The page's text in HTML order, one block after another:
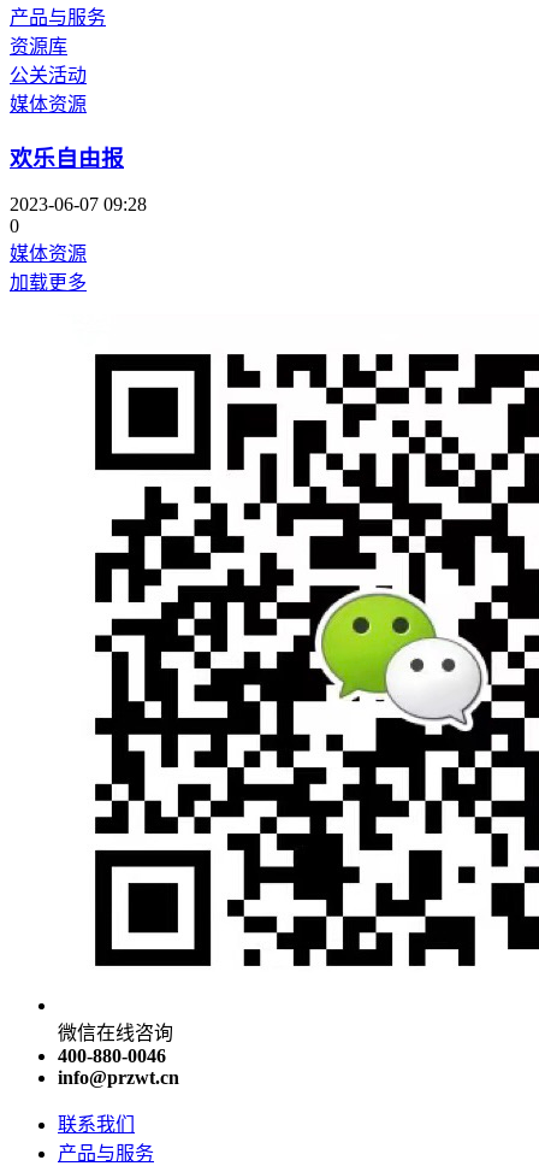
产品与服务
资源库
公关活动
媒体资源
欢乐自由报
2023-06-07 09:28
0
媒体资源
加载更多
微信在线咨询
400-880-0046
info@przwt.cn
联系我们
产品与服务